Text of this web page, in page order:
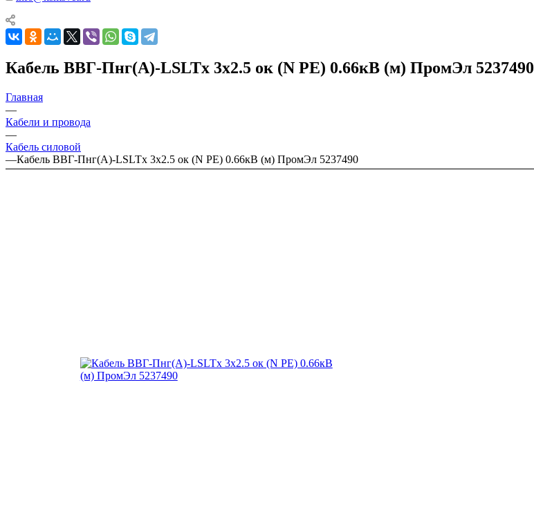
Кабель ВВГ-Пнг(А)-LSLTx 3х2.5 ок (N PE) 0.66кВ (м) ПромЭл 5237490
Главная
—
Кабели и провода
—
Кабель силовой
—Кабель ВВГ-Пнг(А)-LSLTx 3х2.5 ок (N PE) 0.66кВ (м) ПромЭл 5237490